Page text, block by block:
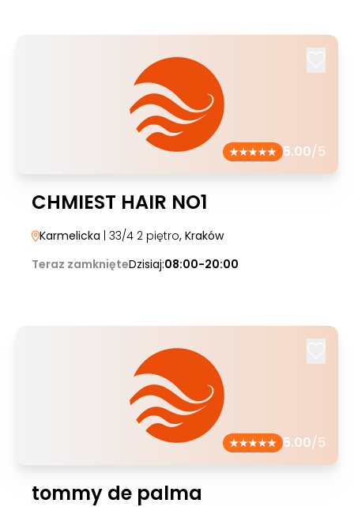
5.00/5
CHMIEST HAIR NO1
Karmelicka | 33/4 2 piętro, Kraków
Teraz zamknięteDzisiaj:08:00-20:00
5.00/5
tommy de palma